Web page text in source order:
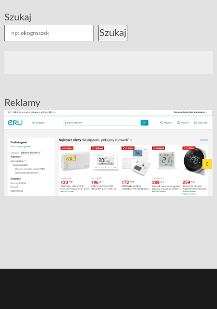
Szukaj
Szukaj
Reklamy